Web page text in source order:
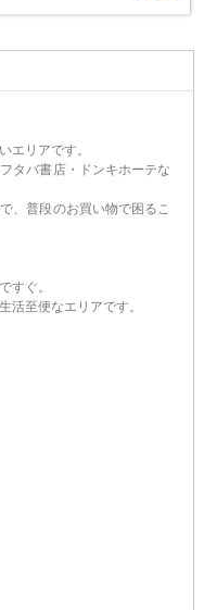
エリアです。
タバ書店・ドンキホーテな
、普段のお買い物で困るこ
すぐ。
活至便なエリアです。